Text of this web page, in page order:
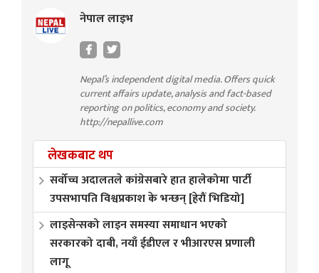
नेपाल लाइभ
Nepal’s independent digital media. Offers quick
current affairs update, analysis and fact-based
reporting on politics, economy and society.
http://nepallive.com
लेखकबाट थप
सर्वोच्च अदालतले कांग्रेसबारे हात हालेकोमा पार्टी
उपसभापति विश्वप्रकाश के भन्छन् [हेरौं भिडियो]
लाइसेन्सको लाइन समस्या समाधान भएको
सरकारको दाबी, नयाँ ईडीएल र भीआरएस प्रणाली
लागू